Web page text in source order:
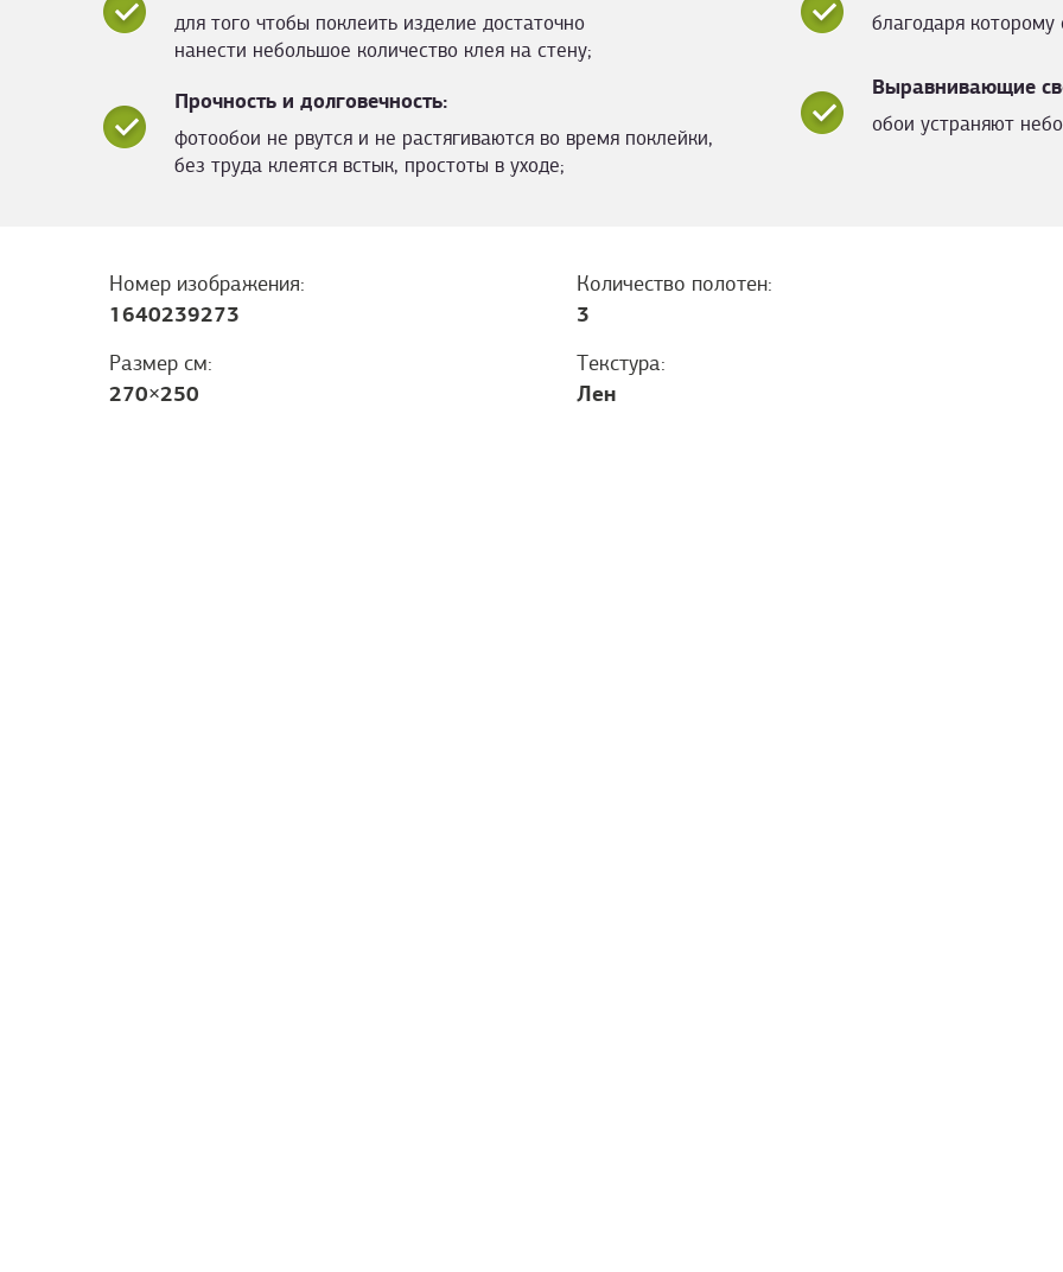
для того чтобы поклеить изделие достаточно
нанести небольшое количество клея на стену;
благодаря
Выравнивающие
обои устраняют
Прочность и долговечность:
фотообои не рвутся и не растягиваются во время поклейки,
без труда клеятся встык, простоты в уходе;
Номер изображения:
1640239273
Количество полотен:
3
Размер см:
270×250
Текстура:
Лен